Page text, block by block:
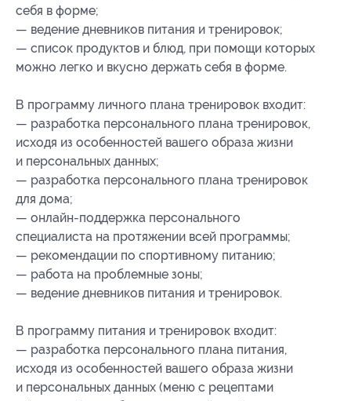
себя в форме;
— ведение дневников питания и тренировок;
— список продуктов и блюд, при помощи которых
можно легко и вкусно держать себя в форме.
В программу личного плана тренировок входит:
— разработка персонального плана тренировок,
исходя из особенностей вашего образа жизни
и персональных данных;
— разработка персонального плана тренировок
для дома;
— онлайн-поддержка персонального
специалиста на протяжении всей программы;
— рекомендации по спортивному питанию;
— работа на проблемные зоны;
— ведение дневников питания и тренировок.
В программу питания и тренировок входит:
— разработка персонального плана питания,
исходя из особенностей вашего образа жизни
и персональных данных (меню с рецептами